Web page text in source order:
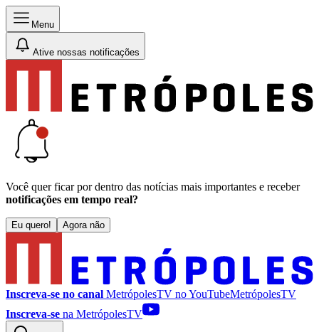
Menu
Ative nossas notificações
Você quer ficar por dentro das notícias mais importantes e receber
notificações em tempo real?
Eu quero! Agora não
Inscreva-se no canal MetrópolesTV noYouTubeMetrópolesTV
Inscreva-se na MetrópolesTV